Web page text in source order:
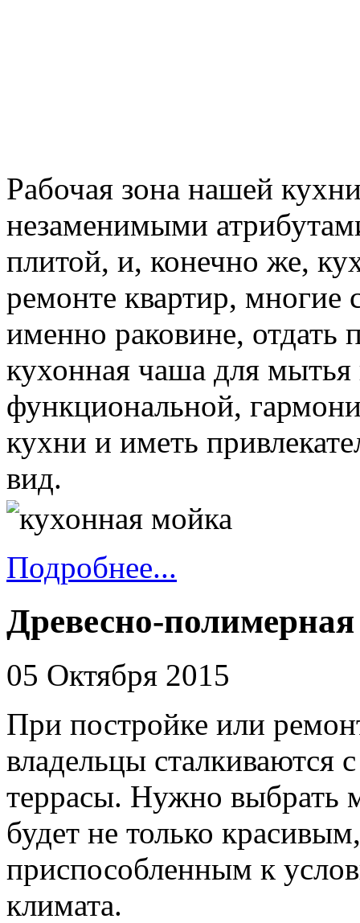
Рабочая зона нашей
незаменимыми
плитой, и, конечно же,
ремонте квартир, многие
именно раковине, отдать
кухонная чаша для
функциональной,
кухни и иметь
вид.
Подробнее...
Древесно-
05 Октября 2015
При постройке или
владельцы сталкиваются
террасы. Нужно выбрать
будет не только
приспособленным к
климата.